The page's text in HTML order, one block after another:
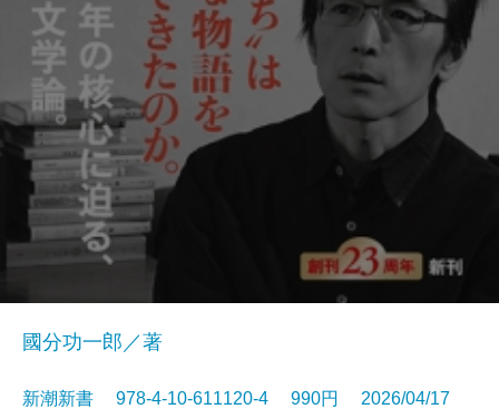
國分功一郎／著
新潮新書 978-4-10-611120-4 990円 2026/04/17